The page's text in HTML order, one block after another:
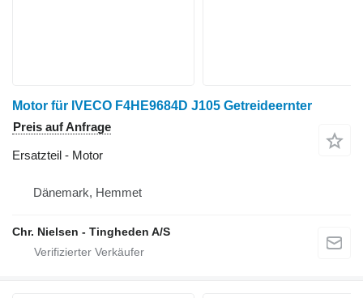
Motor für IVECO F4HE9684D J105 Getreideernter
Preis auf Anfrage
Ersatzteil - Motor
Dänemark, Hemmet
Chr. Nielsen - Tingheden A/S